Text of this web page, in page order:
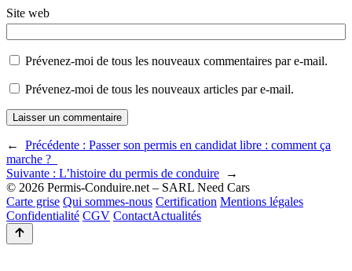
Site web
Prévenez-moi de tous les nouveaux commentaires par e-mail.
Prévenez-moi de tous les nouveaux articles par e-mail.
← Précédente : Passer son permis en candidat libre : comment ça
marche ?
Suivante : L’histoire du permis de conduire
→
© 2026 Permis-Conduire.net – SARL Need Cars
Carte grise Qui sommes-nous Certification Mentions légales
Confidentialité CGV ContactActualités